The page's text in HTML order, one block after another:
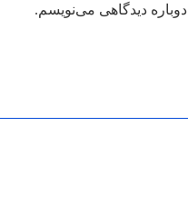
دیدگاهی می‌نویسم.